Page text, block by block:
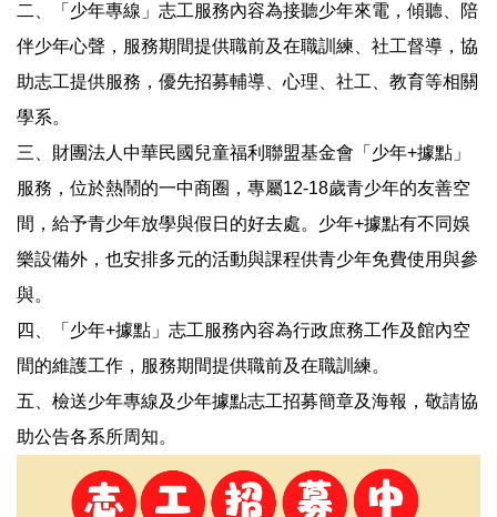
二、「少年專線」志工服務內容為接聽少年來電，傾聽、陪
伴少年心聲，服務期間提供職前及在職訓練、社工督導，協
助志工提供服務，優先招募輔導、心理、社工、教育等相關
學系。
三、財團法人中華民國兒童福利聯盟基金會「少年+據點」
服務，位於熱鬧的一中商圈，專屬12-18歲青少年的友善空
間，給予青少年放學與假日的好去處。少年+據點有不同娛
樂設備外，也安排多元的活動與課程供青少年免費使用與參
與。
四、「少年+據點」志工服務內容為行政庶務工作及館內空
間的維護工作，服務期間提供職前及在職訓練。
五、檢送少年專線及少年據點志工招募簡章及海報，敬請協
助公告各系所周知。